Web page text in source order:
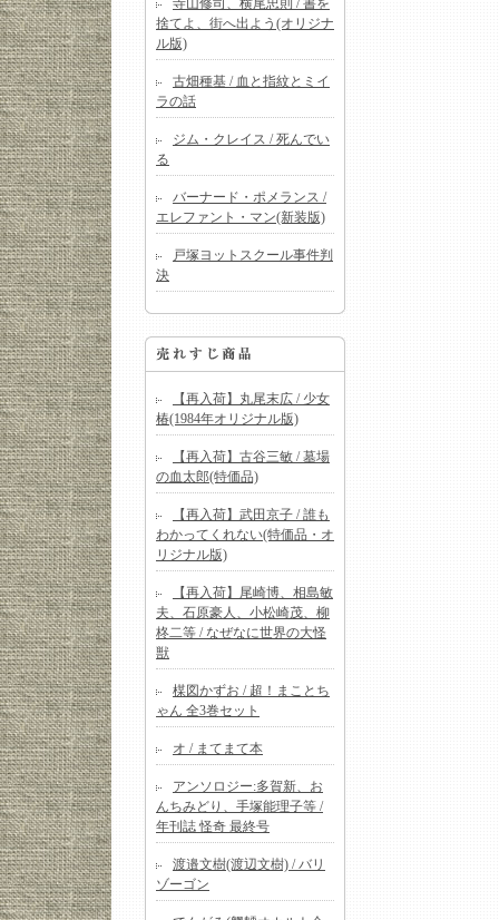
寺山修司、横尾忠則 / 書を
捨てよ、街へ出よう(オリジナ
ル版)
古畑種基 / 血と指紋とミイ
ラの話
ジム・クレイス / 死んでい
る
バーナード・ポメランス /
エレファント・マン(新装版)
戸塚ヨットスクール事件判
決
【再入荷】丸尾末広 / 少女
椿(1984年オリジナル版)
【再入荷】古谷三敏 / 墓場
の血太郎(特価品)
【再入荷】武田京子 / 誰も
わかってくれない(特価品・オ
リジナル版)
【再入荷】尾崎博、相島敏
夫、石原豪人、小松崎茂、柳
柊二等 / なぜなに世界の大怪
獣
楳図かずお / 超！まことち
ゃん 全3巻セット
オ / まてまて本
アンソロジー:多賀新、お
んちみどり、手塚能理子等 /
年刊誌 怪奇 最終号
渡邉文樹(渡辺文樹) / バリ
ゾーゴン